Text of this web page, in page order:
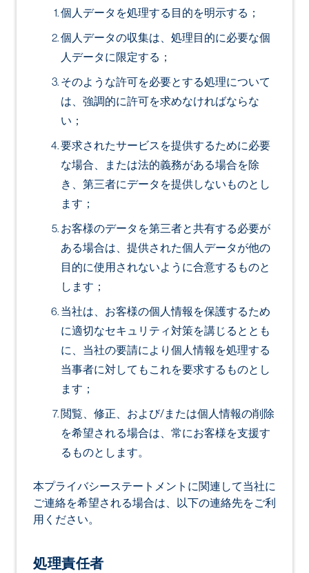
個人データを処理する目的を明示する；
個人データの収集は、処理目的に必要な個
人データに限定する；
そのような許可を必要とする処理について
は、強調的に許可を求めなければならな
い；
要求されたサービスを提供するために必要
な場合、または法的義務がある場合を除
き、第三者にデータを提供しないものとし
ます；
お客様のデータを第三者と共有する必要が
ある場合は、提供された個人データが他の
目的に使用されないように合意するものと
します；
当社は、お客様の個人情報を保護するため
に適切なセキュリティ対策を講じるととも
に、当社の要請により個人情報を処理する
当事者に対してもこれを要求するものとし
ます；
閲覧、修正、および/または個人情報の削除
を希望される場合は、常にお客様を支援す
るものとします。
本プライバシーステートメントに関連して当社に
ご連絡を希望される場合は、以下の連絡先をご利
用ください。
処理責任者